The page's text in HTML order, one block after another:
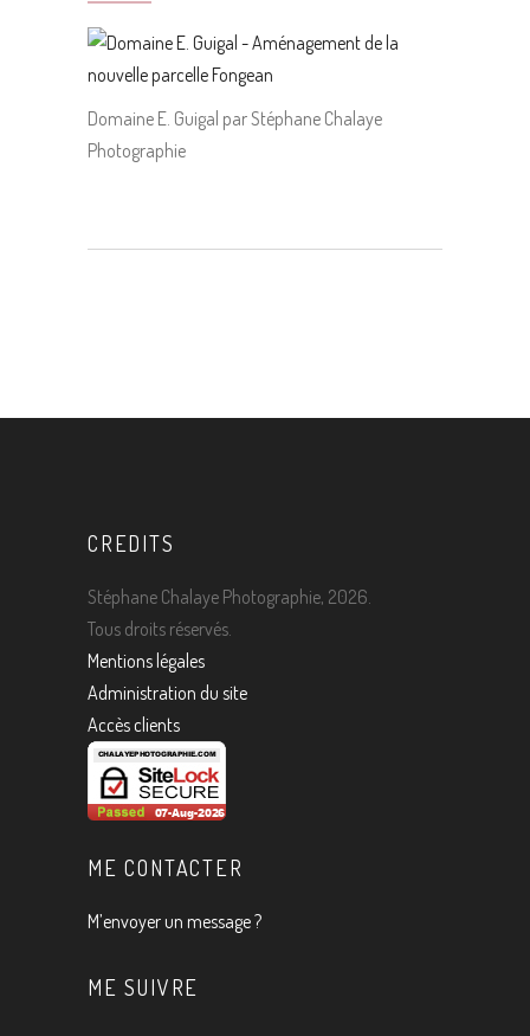
Domaine E. Guigal par Stéphane Chalaye
Photographie
CREDITS
Stéphane Chalaye Photographie, 2026.
Tous droits réservés.
Mentions légales
Administration du site
Accès clients
ME CONTACTER
M’envoyer un message ?
ME SUIVRE